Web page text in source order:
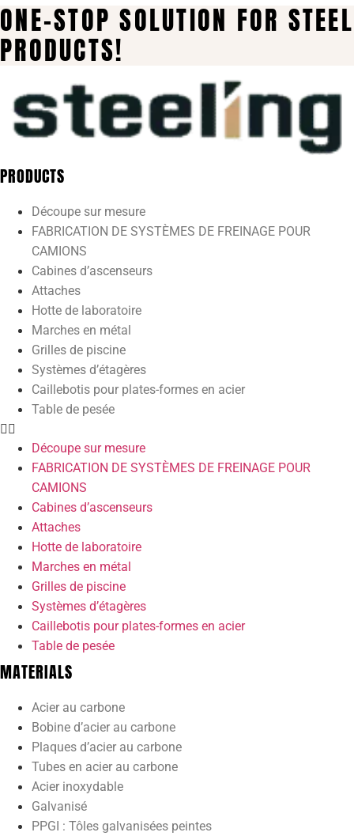
ONE-STOP SOLUTION FOR STEEL
PRODUCTS!
PRODUCTS
Découpe sur mesure
FABRICATION DE SYSTÈMES DE FREINAGE POUR
CAMIONS
Cabines d’ascenseurs
Attaches
Hotte de laboratoire
Marches en métal
Grilles de piscine
Systèmes d’étagères
Caillebotis pour plates-formes en acier
Table de pesée
Découpe sur mesure
FABRICATION DE SYSTÈMES DE FREINAGE POUR
CAMIONS
Cabines d’ascenseurs
Attaches
Hotte de laboratoire
Marches en métal
Grilles de piscine
Systèmes d’étagères
Caillebotis pour plates-formes en acier
Table de pesée
MATERIALS
Acier au carbone
Bobine d’acier au carbone
Plaques d’acier au carbone
Tubes en acier au carbone
Acier inoxydable
Galvanisé
PPGI : Tôles galvanisées peintes